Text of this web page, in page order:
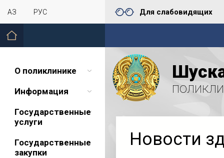
ҚАЗ РУС Для слабовидящих
О поликлинике
Информация
Государственные
услуги
Государственные
закупки
Новости